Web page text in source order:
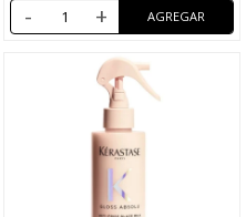
- +